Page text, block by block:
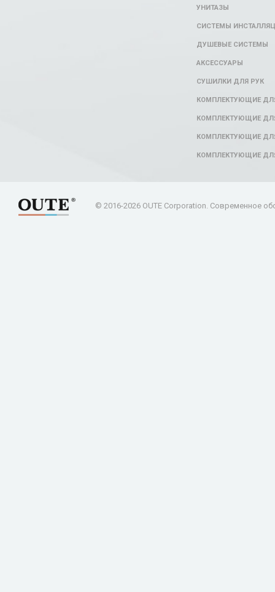
УНИТАЗЫ
СИСТЕМЫ
ДУШЕВЫЕ СИСТЕМЫ
АКСЕССУАРЫ
СУШИЛКИ ДЛЯ РУК
КОМПЛЕКТУЮЩИЕ
КОМПЛЕКТУЮЩИЕ
КОМПЛЕКТУЮЩИЕ
КОМПЛЕКТУЮЩИЕ
© 2016-2026 OUTE Corporation. Современное